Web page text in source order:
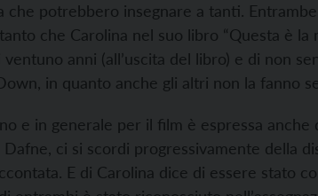
che potrebbero insegnare a tanti.
che Carolina nel suo libro “Questa è la
anni (all’uscita del libro) e di non
in quanto anche gli altri non la fanno
e in generale per il film è espressa anche
ci si scordi progressivamente della
E di Carolina dice di essere stato